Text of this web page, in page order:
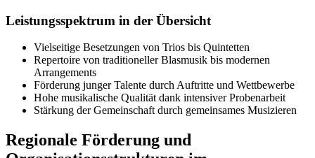
Leistungsspektrum in der Übersicht
Vielseitige Besetzungen von Trios bis Quintetten
Repertoire von traditioneller Blasmusik bis modernen
Arrangements
Förderung junger Talente durch Auftritte und Wettbewerbe
Hohe musikalische Qualität dank intensiver Probenarbeit
Stärkung der Gemeinschaft durch gemeinsames Musizieren
Regionale Förderung und